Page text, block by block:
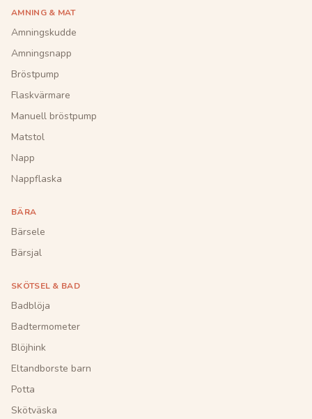
AMNING & MAT
Amningskudde
Amningsnapp
Bröstpump
Flaskvärmare
Manuell bröstpump
Matstol
Napp
Nappflaska
BÄRA
Bärsele
Bärsjal
SKÖTSEL & BAD
Badblöja
Badtermometer
Blöjhink
Eltandborste barn
Potta
Skötväska